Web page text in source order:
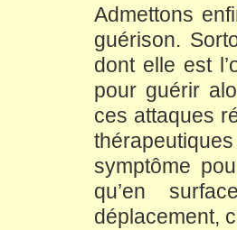
Admettons
guérison.
dont elle est
pour guérir
ces attaques
symptôme
qu’en
déplacement,